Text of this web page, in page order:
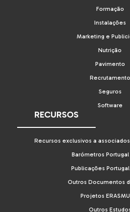
Formação
Instalações
Marketing e
Nutrição
Pavimento
Recrutamento
Seguros
Software
RECURSOS
Recursos exclusivos a
Barómetros
Publicações
Outros Documentos
Projetos
Outros